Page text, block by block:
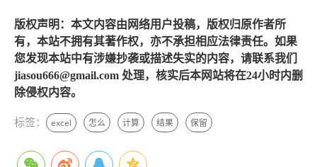
版权声明：本文内容由网络用户投稿，版权归原作者所
有，本站不拥有其著作权，亦不承担相应法律责任。如果
您发现本站中有涉嫌抄袭或描述失实的内容，请联系我们
jiasou666@gmail.com 处理，核实后本网站将在24小时内删
除侵权内容。
标签： excel 怎么 计算 结果 保留